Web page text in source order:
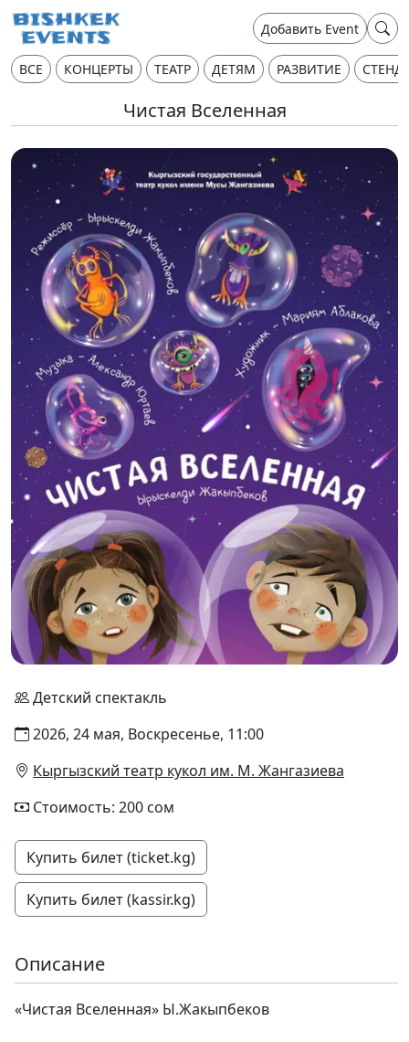
Добавить Event
ВСЕ КОНЦЕРТЫ ТЕАТР ДЕТЯМ РАЗВИТИЕ
Чистая Вселенная
Детский спектакль
2026, 24 мая, Воскресенье, 11:00
Кыргызский театр кукол им. М. Жангазиева
Стоимость: 200 сом
Купить билет (ticket.kg)
Купить билет (kassir.kg)
Описание
«Чистая Вселенная» Ы.Жакыпбеков